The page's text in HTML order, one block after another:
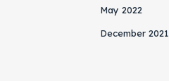
May 2022
December 2021